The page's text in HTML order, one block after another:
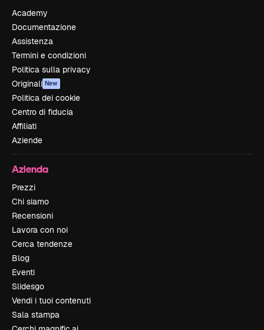
Academy
Documentazione
Assistenza
Termini e condizioni
Politica sulla privacy
Originali New
Politica dei cookie
Centro di fiducia
Affiliati
Aziende
Azienda
Prezzi
Chi siamo
Recensioni
Lavora con noi
Cerca tendenze
Blog
Eventi
Slidesgo
Vendi i tuoi contenuti
Sala stampa